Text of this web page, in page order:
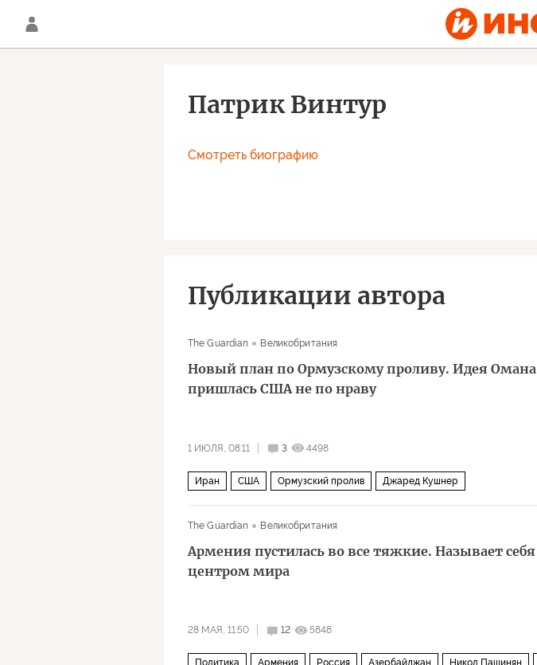
Патрик Винтур
Смотреть биографию
Публикации автора
The Guardian Великобритания
Новый план по Ормузскому проливу. Идея Омана
пришлась США не по нраву
1 ИЮЛЯ, 08:11 3 4498
Иран США Ормузский пролив Джаред Кушнер
The Guardian
Великобритания
Армения пустилась во все тяжкие. Называет себя
центром мира
28 МАЯ, 11:50 12 5848
Политика Армения Россия Азербайджан Никол Пашинян